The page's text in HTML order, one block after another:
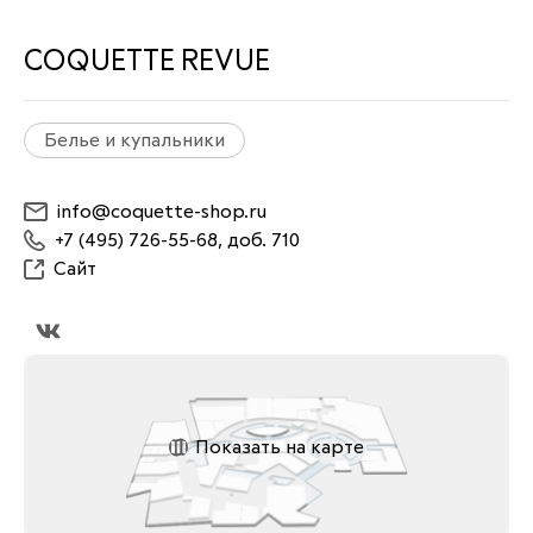
COQUETTE REVUE
Белье и купальники
info@coquette-shop.ru
+7 (495) 726-55-68, доб. 710
Сайт
Показать на карте